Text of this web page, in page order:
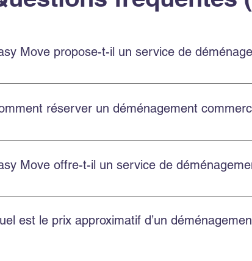
Move propose-t-il un service de
Easy Move Montréal propose un service résidentiel à
réserver un déménagement
en remplissant le formulaire sur le site, en
Move offre-t-il un service de
Easy Move réalise des déménagements provinciaux
est le prix approximatif d’un